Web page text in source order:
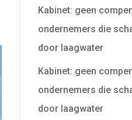
Kabinet: geen
ondernemers die
door laagwater
Kabinet: geen
ondernemers die
door laagwater